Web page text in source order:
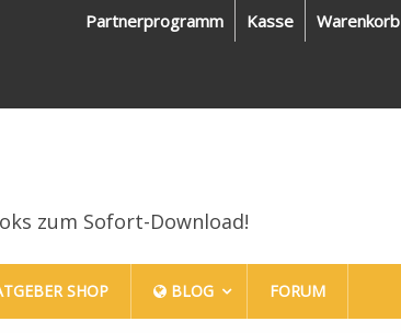
Partnerprogramm Kasse Warenkorb
zum Sofort-Download!
SHOP BLOG FORUM